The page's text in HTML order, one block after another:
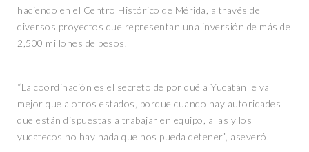
haciendo en el Centro Histórico de Mérida, a través de
diversos proyectos que representan una inversión de más de
2,500 millones de pesos.
“La coordinación es el secreto de por qué a Yucatán le va
mejor que a otros estados, porque cuando hay autoridades
que están dispuestas a trabajar en equipo, a las y los
yucatecos no hay nada que nos pueda detener”, aseveró.